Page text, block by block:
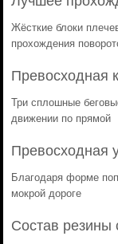
Жёсткие блоки
прохождения
Превосходная
Три сплошные
движении по прямой
Превосходная
Благодаря форме
мокрой дороге
Состав резины